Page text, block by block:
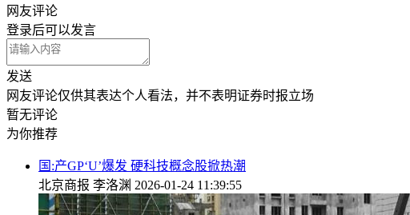
网友评论
登录后可以发言
发送
网友评论仅供其表达个人看法，并不表明证券时报立场
暂无评论
为你推荐
国:产GP‘U’爆发 硬科技概念股掀热潮
北京商报 李洛渊 2026-01-24 11:39:55